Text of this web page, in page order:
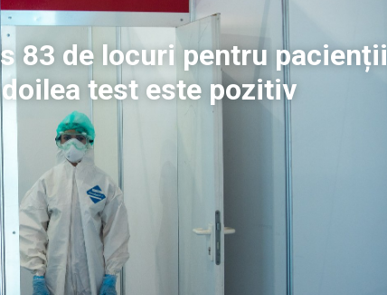
83 de locuri pentru pacienții
test este pozitiv